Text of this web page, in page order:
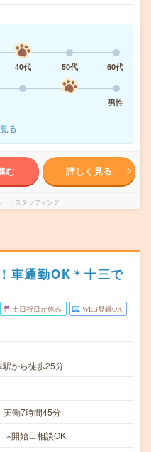
40代 50代
60代
男性
る
む 詳しく見る
トスタッフィング
車通勤OK＊十三で
土日祝日が休み WEB登録OK
から徒歩25分
実働7時間45分
※開始日相談OK